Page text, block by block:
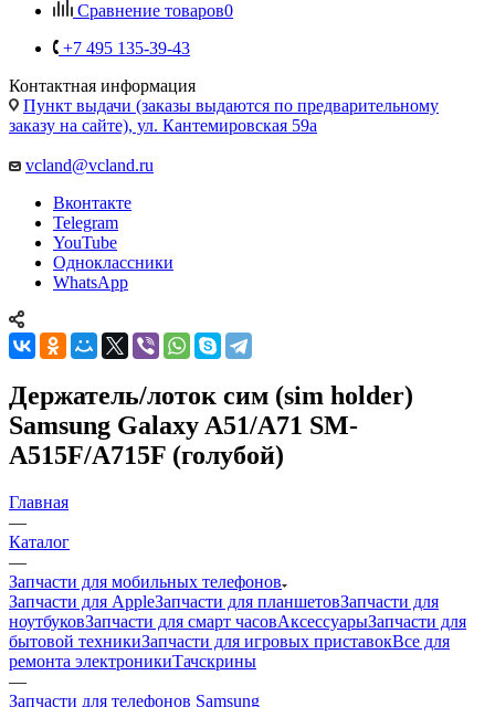
Пункт выдачи (заказы выдаются по предварительному
заказу на сайте), ул. Кантемировская 59а
vcland@vcland.ru
Вконтакте
Telegram
YouTube
Одноклассники
WhatsApp
Держатель/лоток сим (sim holder)
Samsung Galaxy A51/A71 SM-
Главная
—
Каталог
Запчасти для мобильных телефонов
ноутбуков
ремонта электроникиТачскрины
—
Запчасти для телефонов Samsung
—
Держатели SIM-карт для телефонов Samsung
—
Держатель/лоток сим (sim holder) Samsung Galaxy A51/A71
SM-A515F/A715F (голубой)